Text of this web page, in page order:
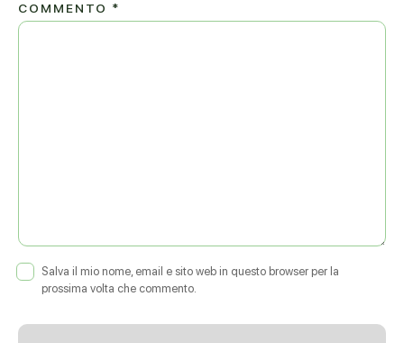
COMMENTO *
Salva il mio nome, email e sito web in questo browser per la
prossima volta che commento.